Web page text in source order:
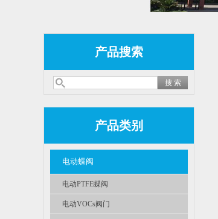
产品搜索
产品类别
电动蝶阀
电动PTFE蝶阀
电动VOCs阀门